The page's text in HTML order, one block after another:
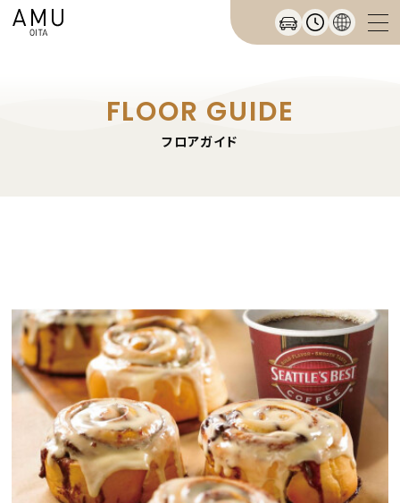
FLOOR GUIDE
フロアガイド